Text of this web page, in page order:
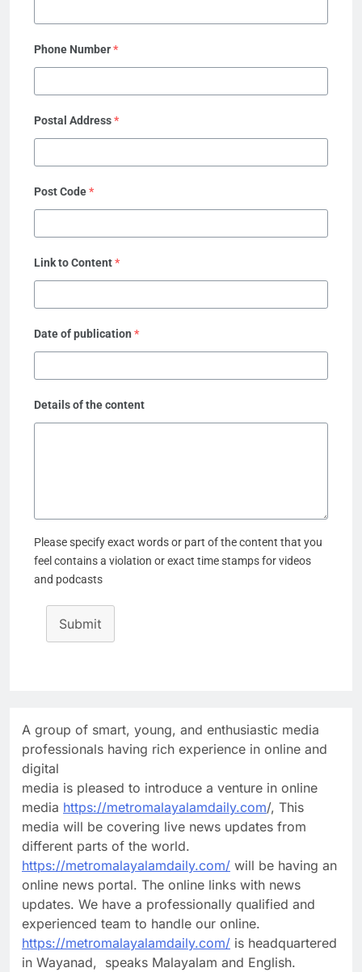
Phone Number*
Postal Address*
Post Code*
Link to Content*
Date of publication *
Details of the content
Please specify exact words or part of the content that you
feel contains a violation or exact time stamps for videos
and podcasts
Submit
A group of smart, young, and enthusiastic media
professionals having rich experience in online and
digital
media is pleased to introduce a venture in online
media https://metromalayalamdaily.com/, This
media will be covering live news updates from
different parts of the world.
https://metromalayalamdaily.com/ will be having an
online news portal. The online links with news
updates. We have a professionally qualified and
experienced team to handle our online.
https://metromalayalamdaily.com/ is headquartered
in Wayanad, speaks Malayalam and English.